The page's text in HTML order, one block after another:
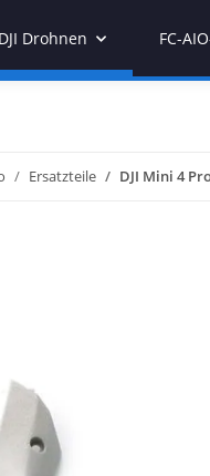
DJI Drohnen FC-
Ersatzteile DJI Mini 4